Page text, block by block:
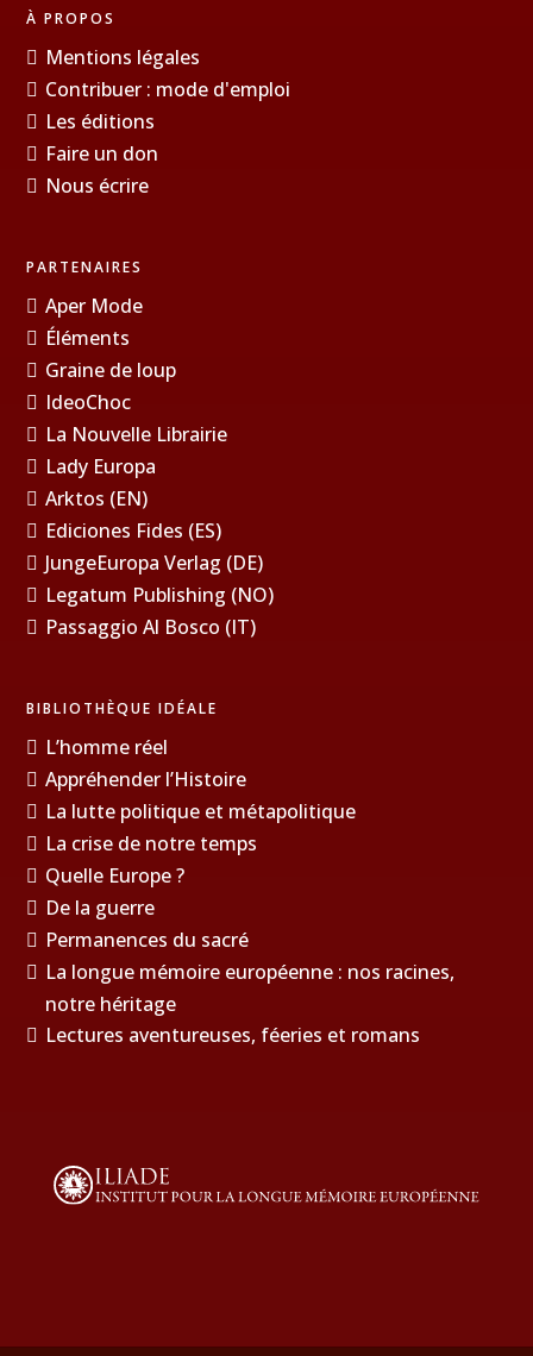
À PROPOS
Mentions légales
Contribuer : mode d'emploi
Les éditions
Faire un don
Nous écrire
PARTENAIRES
Aper Mode
Éléments
Graine de loup
IdeoChoc
La Nouvelle Librairie
Lady Europa
Arktos (EN)
Ediciones Fides (ES)
JungeEuropa Verlag (DE)
Legatum Publishing (NO)
Passaggio Al Bosco (IT)
BIBLIOTHÈQUE IDÉALE
L’homme réel
Appréhender l’Histoire
La lutte politique et métapolitique
La crise de notre temps
Quelle Europe ?
De la guerre
Permanences du sacré
La longue mémoire européenne : nos racines,
notre héritage
Lectures aventureuses, féeries et romans